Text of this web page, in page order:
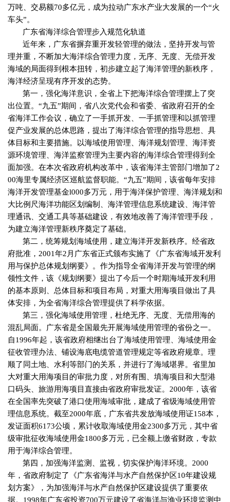
万吨、交易额70多亿元，成为拉动广东水产业大发展的一个“火
车头”。
广东省海洋综合管理步入规范化轨道
近年来，广东省摒弃重开发轻管理的做法，坚持开发与管
理并重，不断加大海洋综合管理力度，无序、无度、无偿开发
海域的局面得到根本扭转，初步建立起了海洋管理的新秩序，
海洋经济呈现有序开发的态势。
第一，强化海洋意识，全省上下把海洋综合管理摆上了突
出位置。“九五”期间，省八次党代会和省委、省政府召开的全
省海洋工作会议，确立了一手抓开发、一手抓管理和以抓管理
促产业发展的总体思路，提出了海洋综合管理的指导思想、具
体目标和主要措施。以海域使用管理、海洋规划管理、海洋资
源环境管理、海洋监察管理为主要内容的海洋综合管理得到全
面加强。在本次省政府机构改革中，该省海洋主管部门增加了2
00海里专属经济区巡航监督职能。“九五”期间，该省每年安排
海洋开发管理基金l000多万元，用于海洋保护管理、海洋规划和
大比例尺海洋功能区划编制、海洋管理信息系统建设、海洋管
理通讯、交通工具等基础建设，有效地改善了海洋管理手段，
为建立海洋管理新秩序奠定了基础。
第二，统筹规划海域使用，建立海洋开发新秩序。经省政
府批准， 2001年2月广东省正式颁布实施了《广东省海域开发利
用与保护总体规划纲要》。作为指导全省海洋开发与管理的纲
领性文件，该《规划纲要》提出了今后一个时期海域开发利用
的基本原则、总体目标和项目布局，对重大用海项目做出了具
体安排，为全省海洋综合管理提供了科学依据。
第三，强化海域使用管理，杜绝无序、无度、无偿用海的
混乱局面。广东省是全国最先开展海域使用管理的省份之一。
自1996年起，该省政府相继出台了海域使用管理、海域使用金
征收管理办法、铺设海底电缆管道管理规定等省政府规章。理
顺了同土地、水利等部门的关系，并进行了海域堪界。省里加
大对重大用海项目的审批力度，对所有围、填海项目和大型港
口码头、旅游用海项目直接由省政府审批发证。 2000年，该省
在全国率先突破了港口使用海域审批，建成了省级海域使用管
理信息系统。截至2000年底，广东省共发放海域使用证158本，
发证面积6173公顷，累计收取海域使用金2300多万元，其中省
级审批征收海域使用金1800多万元，已全额上缴省财政，专款
用于海洋综合管理。
第四，加强海洋监测、监视，切实保护海洋环境。2000
年，省政府制定了《广东省海洋与水产自然保护区10年建设规
划方案》，为加强海洋与水产自然保护区建设提供了重要依
据。 1998年广东省投资700万元建设了省海洋与渔业环境监测中